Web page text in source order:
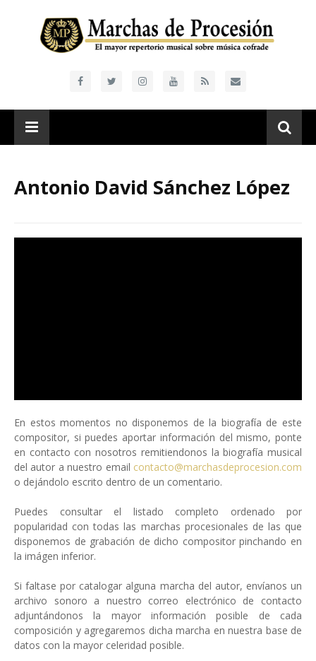
Antonio David Sánchez López
En estos momentos no disponemos de la biografía de este
compositor, si puedes aportar información del mismo, ponte
en contacto con nosotros remitiendonos la biografía musical
del autor a nuestro email contacto@marchasdeprocesion.com
o dejándolo escrito dentro de un comentario.
Puedes consultar el listado completo ordenado por
popularidad con todas las marchas procesionales de las que
disponemos de grabación de dicho compositor pinchando en
la imágen inferior.
Si faltase por catalogar alguna marcha del autor, envíanos un
archivo sonoro a nuestro correo electrónico de contacto
adjuntándonos la mayor información posible de cada
composición y agregaremos dicha marcha en nuestra base de
datos con la mayor celeridad posible.